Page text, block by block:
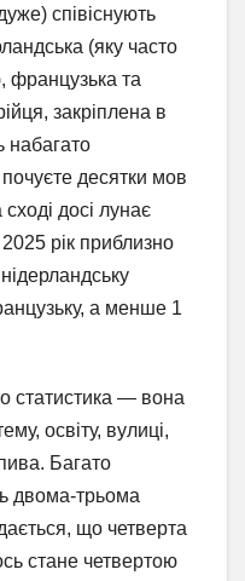
співіснують
(яку часто
французька та
закріплена в
набагато
десятки мов
досі лунає
рік приблизно
а менше 1
статистика — вона
освіту, вулиці,
Багато
двома-трьома
що четверта
стане четвертою